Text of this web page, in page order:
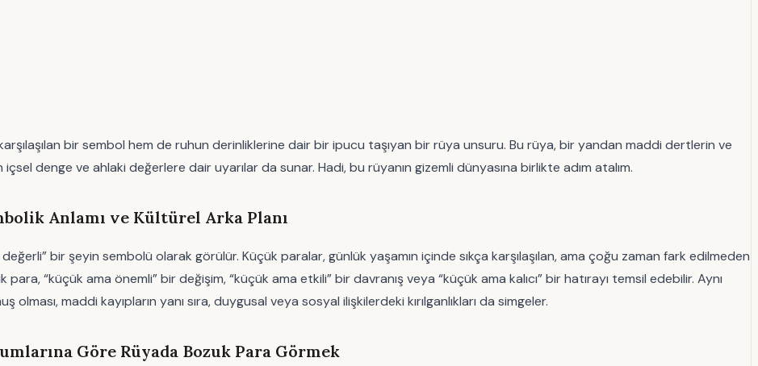
bir sembol hem de ruhun derinliklerine dair bir ipucu taşıyan bir rüya unsuru. Bu rüya, bir yandan maddi dertlerin ve
denge ve ahlaki değerlere dair uyarılar da sunar. Hadi, bu rüyanın gizemli dünyasına birlikte adım atalım.
Anlamı ve Kültürel Arka Planı
bir şeyin sembolü olarak görülür. Küçük paralar, günlük yaşamın içinde sıkça karşılaşılan, ama çoğu zaman fark edilmeden
“küçük ama önemli” bir değişim, “küçük ama etkili” bir davranış veya “küçük ama kalıcı” bir hatırayı temsil edebilir. Aynı
olması, maddi kayıpların yanı sıra, duygusal veya sosyal ilişkilerdeki kırılganlıkları da simgeler.
Göre Rüyada Bozuk Para Görmek